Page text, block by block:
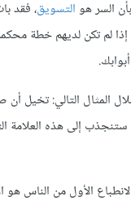
السر هوالتسويق، فقد
إذا لم تكن لديهم خطة
المثال التالي: تخيل
ستنجذب إلى هذه
الأول من الناس هو